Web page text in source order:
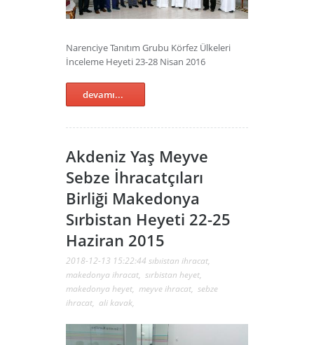
Narenciye Tanıtım Grubu Körfez Ülkeleri
İnceleme Heyeti 23-28 Nisan 2016
devamı...
Akdeniz Yaş Meyve
Sebze İhracatçıları
Birliği Makedonya
Sırbistan Heyeti 22-25
Haziran 2015
2018-12-13 15:22:44 sıbıistan ihracat,
makedonya ihracat, sırbistan heyet,
makedonya heyet, meyve ihracat, sebze
ihracat, ali kavak,